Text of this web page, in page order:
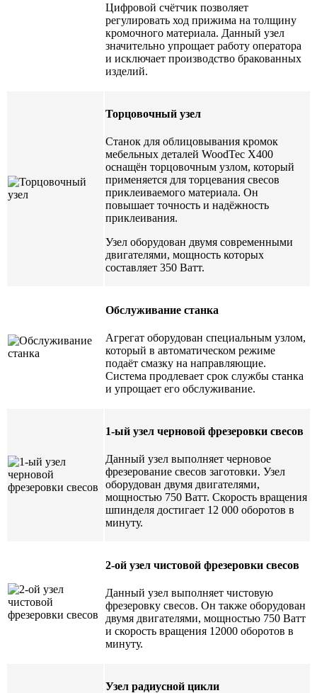
Цифровой счётчик позволяет
регулировать ход прижима на толщину
кромочного материала. Данный узел
значительно упрощает работу оператора
и исключает производство бракованных
изделий.
Торцовочный узел
Станок для облицовывания кромок
мебельных деталей WoodTec X400
оснащён торцовочным узлом, который
применяется для торцевания свесов
приклеиваемого материала. Он
повышает точность и надёжность
приклеивания.
Узел оборудован двумя современными
двигателями, мощность которых
составляет 350 Ватт.
Обслуживание станка
Агрегат оборудован специальным узлом,
который в автоматическом режиме
подаёт смазку на направляющие.
Система продлевает срок службы станка
и упрощает его обслуживание.
1-ый узел черновой фрезеровки свесов
Данный узел выполняет черновое
фрезерование свесов заготовки. Узел
оборудован двумя двигателями,
мощностью 750 Ватт. Скорость вращения
шпинделя достигает 12 000 оборотов в
минуту.
2-ой узел чистовой фрезеровки свесов
Данный узел выполняет чистовую
фрезеровку свесов. Он также оборудован
двумя двигателями, мощностью 750 Ватт
и скорость вращения 12000 оборотов в
минуту.
Узел радиусной цикли